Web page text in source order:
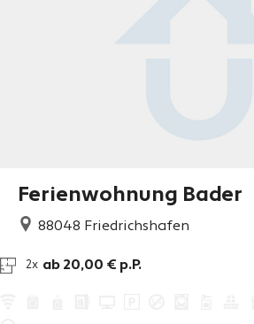
Ferienwohnung Bader
88048 Friedrichshafen
2x ab 20,00 € p.P.